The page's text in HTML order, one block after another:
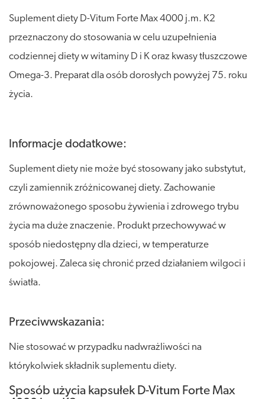
Suplement diety D-Vitum Forte Max 4000 j.m. K2
przeznaczony do stosowania w celu uzupełnienia
codziennej diety w witaminy D i K oraz kwasy tłuszczowe
Omega-3. Preparat dla osób dorosłych powyżej 75. roku
życia.
Informacje dodatkowe:
Suplement diety nie może być stosowany jako substytut,
czyli zamiennik zróżnicowanej diety. Zachowanie
zrównoważonego sposobu żywienia i zdrowego trybu
życia ma duże znaczenie. Produkt przechowywać w
sposób niedostępny dla dzieci, w temperaturze
pokojowej. Zaleca się chronić przed działaniem wilgoci i
światła.
Przeciwwskazania:
Nie stosować w przypadku nadwrażliwości na
którykolwiek składnik suplementu diety.
Sposób użycia kapsułek D-Vitum Forte Max